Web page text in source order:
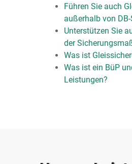
Führen Sie auch
außerhalb von
Unterstützen Sie
der
Was ist
Was ist ein BüP
Leistungen?